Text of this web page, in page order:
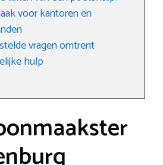
voor kantoren en
vragen omtrent
hulp